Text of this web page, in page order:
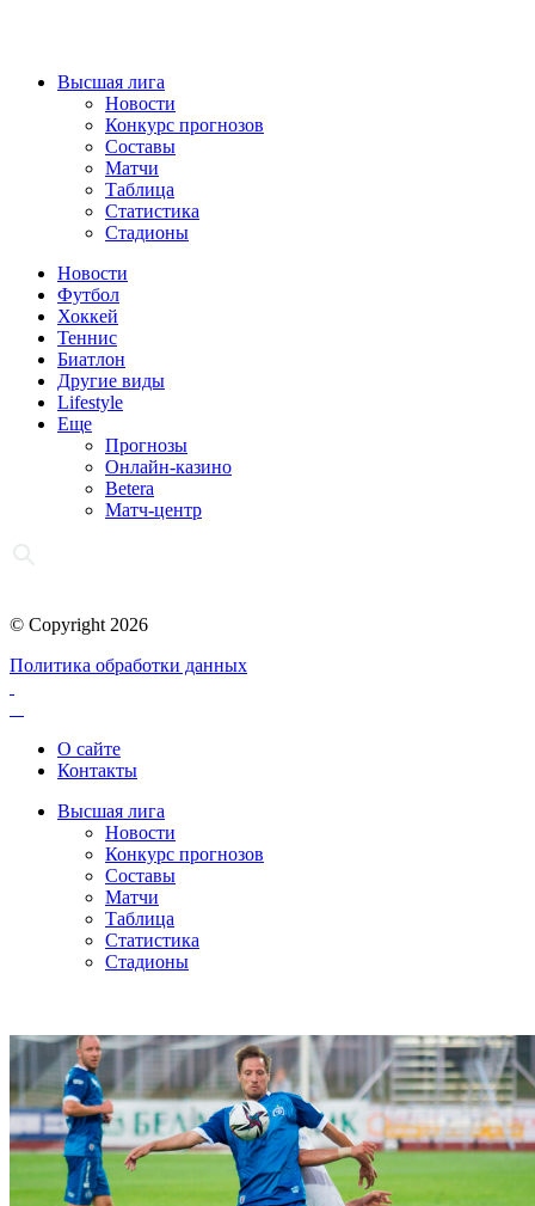
Высшая лига
Новости
Конкурс прогнозов
Составы
Матчи
Таблица
Статистика
Стадионы
Новости
Футбол
Хоккей
Теннис
Биатлон
Другие виды
Lifestyle
Еще
Прогнозы
Онлайн-казино
Betera
Матч-центр
© Copyright 2026
Политика обработки данных
О сайте
Контакты
Высшая лига
Новости
Конкурс прогнозов
Составы
Матчи
Таблица
Статистика
Стадионы